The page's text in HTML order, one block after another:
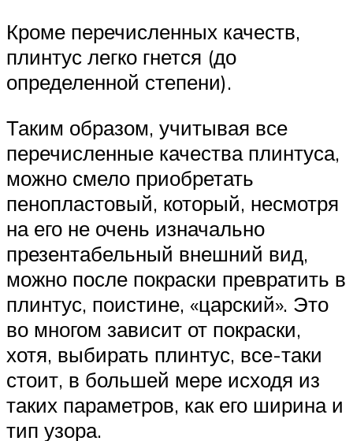
Кроме перечисленных качеств,
плинтус легко гнется (до
определенной степени).
Таким образом, учитывая все
перечисленные качества плинтуса,
можно смело приобретать
пенопластовый, который, несмотря
на его не очень изначально
презентабельный внешний вид,
можно после покраски превратить в
плинтус, поистине, «царский». Это
во многом зависит от покраски,
хотя, выбирать плинтус, все-таки
стоит, в большей мере исходя из
таких параметров, как его ширина и
тип узора.